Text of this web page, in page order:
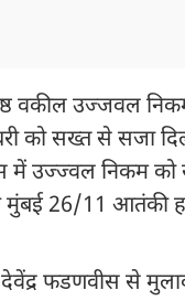
वकील उज्जवल
को सख्त से सजा
निकम को
मुंबई 26/11
फडणवीस से